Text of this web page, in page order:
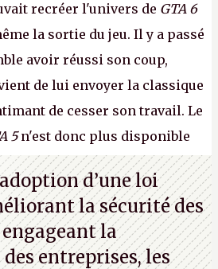
recréer l'univers de GTA 6
la sortie du jeu. Il y a passé
avoir réussi son coup,
de lui envoyer la classique
de cesser son travail. Le
5n'est donc plus disponible
pouvez encore en voir
cette vidéo YouTube.A.
d’une loi
la sécurité des
la
entreprises, les